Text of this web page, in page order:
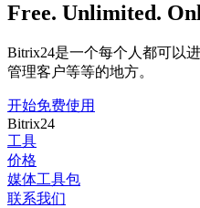
Free. Unlimited.
Bitrix24是一个每个人都可以
管理客户等等的地方。
开始免费使用
Bitrix24
工具
价格
媒体工具包
联系我们